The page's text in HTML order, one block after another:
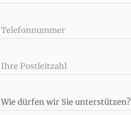
Telefonnummer
Ihre Postleitzahl
Wie dürfen wir Sie unterstützen?